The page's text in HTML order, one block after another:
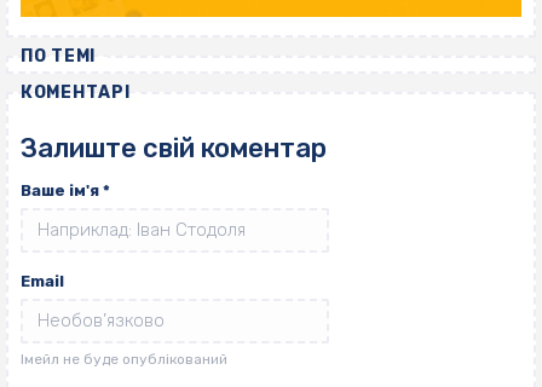
ПО ТЕМІ
КОМЕНТАРІ
Залиште свій коментар
Ваше ім'я *
Email